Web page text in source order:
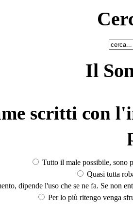
Il
scritti con
Tutto il male possibile, sono
Quasi tutta
dipende l'uso che se ne fa. Se non
Per lo più ritengo venga